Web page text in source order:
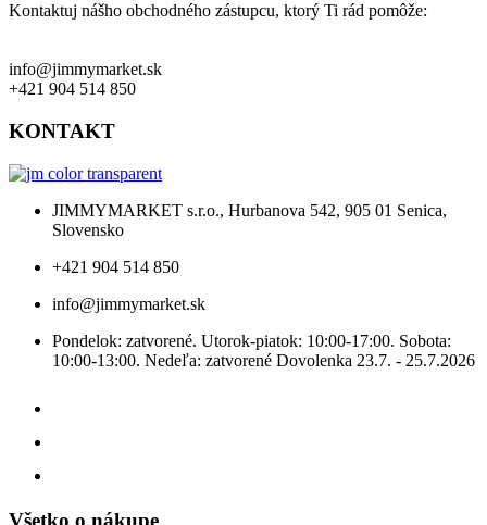
Kontaktuj nášho obchodného zástupcu, ktorý Ti rád pomôže:
info@jimmymarket.sk
+421 904 514 850
KONTAKT
JIMMYMARKET s.r.o., Hurbanova 542, 905 01 Senica,
Slovensko
+421 904 514 850
info@jimmymarket.sk
Pondelok: zatvorené. Utorok-piatok: 10:00-17:00. Sobota:
10:00-13:00. Nedeľa: zatvorené Dovolenka 23.7. - 25.7.2026
Všetko o nákupe